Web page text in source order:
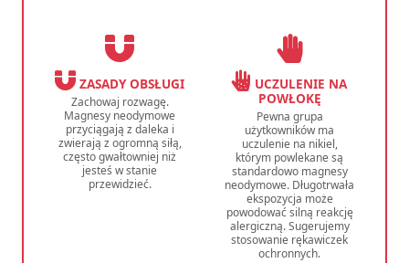
ZASADY OBSŁUGI
Zachowaj rozwagę.
Magnesy neodymowe
przyciągają z daleka i
zwierają z ogromną siłą,
często gwałtowniej niż
jesteś w stanie
przewidzieć.
UCZULENIE NA
POWŁOKĘ
Pewna grupa
użytkowników ma
uczulenie na nikiel,
którym powlekane są
standardowo magnesy
neodymowe. Długotrwała
ekspozycja może
powodować silną reakcję
alergiczną. Sugerujemy
stosowanie rękawiczek
ochronnych.